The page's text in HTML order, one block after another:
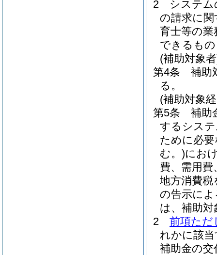
2
システム
の請求に
育士等の
できるも
(補助対象
第4条
補助
る。
(補助対象
第5条
補助
するシス
ために必
む。)にお
費、需用費
地方消費税
の告示に
は、補助
2
前項ただ
れかに該
補助金の